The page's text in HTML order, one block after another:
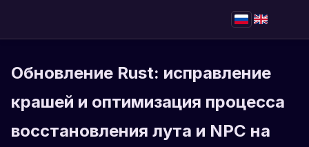
Обновление Rust: исправление
крашей и оптимизация процесса
восстановления лута и NPC на